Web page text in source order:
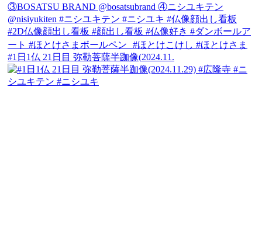
#1日1仏 21日目 弥勒菩薩半跏像(2024.11.